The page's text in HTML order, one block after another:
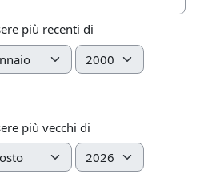
più recenti di
Anno
più vecchi di
Anno